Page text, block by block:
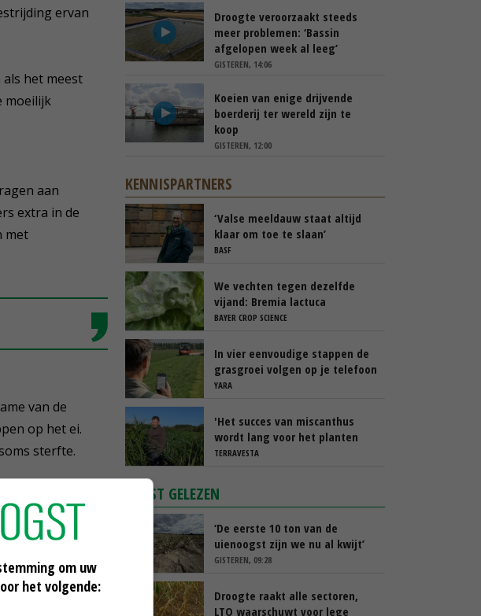
ervan
het meest
moeilijk
aan
extra in de
met
van de
op het ei.
sterfte.
door
ook ziektes
preventieve
Droogte veroorzaakt steeds
meer problemen: ‘Bassin
afgelopen week al leeg’
GISTEREN, 14:06
Koeien van enige drijvende
boerderij ter wereld zijn te
koop
GISTEREN, 12:00
KENNISPARTNERS
‘Valse meeldauw staat altijd
klaar om toe te slaan’
BASF
We vechten tegen dezelfde
vijand: Bremia lactuca
BAYER CROP SCIENCE
In vier eenvoudige stappen de
grasgroei volgen op je telefoon
YARA
'Het succes van miscanthus
wordt lang voor het planten
beslist'
TERRAVESTA
MEEST GELEZEN
‘De eerste 10 ton van de
uienoogst zijn we nu al kwijt’
GISTEREN, 09:28
Droogte raakt alle sectoren,
LTO waarschuwt voor lege
om uw
het volgende: